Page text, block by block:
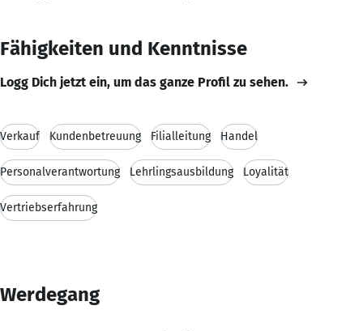
Fähigkeiten und Kenntnisse
Logg Dich jetzt ein, um das ganze Profil zu sehen.
Verkauf Kundenbetreuung Filialleitung Handel
Personalverantwortung Lehrlingsausbildung Loyalität
Vertriebserfahrung
Werdegang